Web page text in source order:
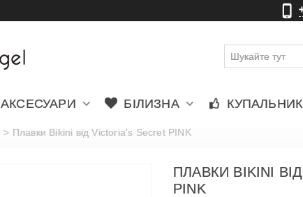
АКСЕСУАРИ БІЛИЗНА
> Плавки Bikini від Victoria's Secret PINK
ПЛАВКИ BIKINI ВІД
PINK